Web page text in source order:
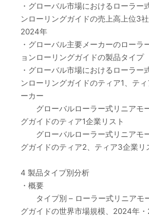
・グローバル市場におけるローラー
ンローリングガイドの売上高上位3社
2024年
・グローバル主要メーカーのローラ
ョンローリングガイドの製品タイプ
・グローバル市場におけるローラー
ンローリングガイドのティア1、テ
ーカー
グローバルローラー式リニアモ
グガイドのティア1企業リスト
グローバルローラー式リニアモ
グガイドのティア2、ティア3企業リ
4 製品タイプ別分析
・概要
タイプ別 – ローラー式リニアモ
グガイドの世界市場規模、2024年